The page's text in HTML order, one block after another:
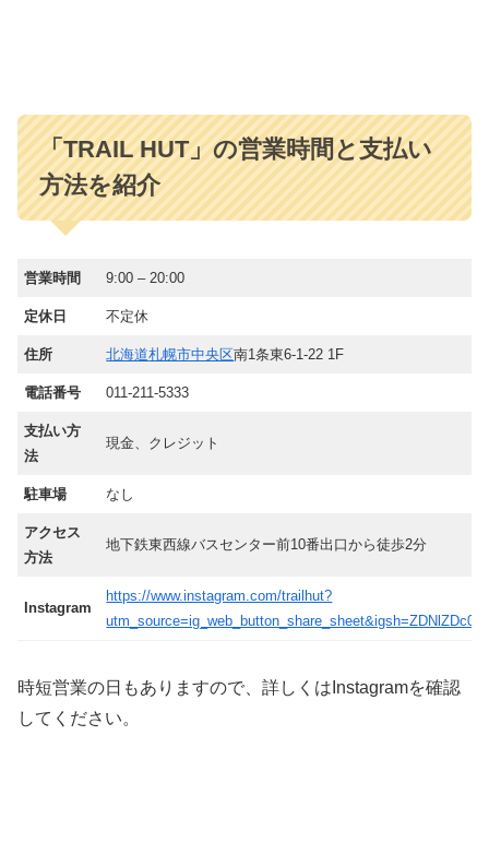
「TRAIL HUT」の営業時間と支払い
方法を紹介
営業時間 9:00 – 20:00
定休日 不定休
住所 北海道札幌市中央区南1条東6-1-22 1F
電話番号 011-211-5333
支払い方
法
現金、クレジット
駐車場 なし
アクセス
方法
地下鉄東西線バスセンター前10番出口から徒歩2分
Instagram
https://www.instagram.com/trailhut?
時短営業の日もありますので、詳しくはInstagramを確認
してください。